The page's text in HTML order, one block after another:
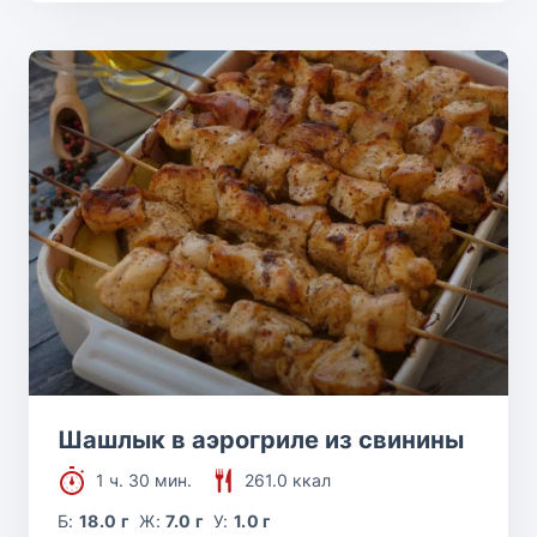
Шашлык в аэрогриле из свинины
1 ч. 30 мин.
261.0 ккал
Б:18.0 г Ж:7.0 г У:1.0 г